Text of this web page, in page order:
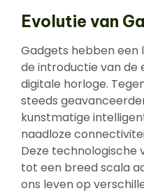
Evolutie van
Gadgets hebben een
de introductie van de
digitale horloge.
steeds
kunstmatige
naadloze
Deze technologische
tot een breed scala
ons leven op